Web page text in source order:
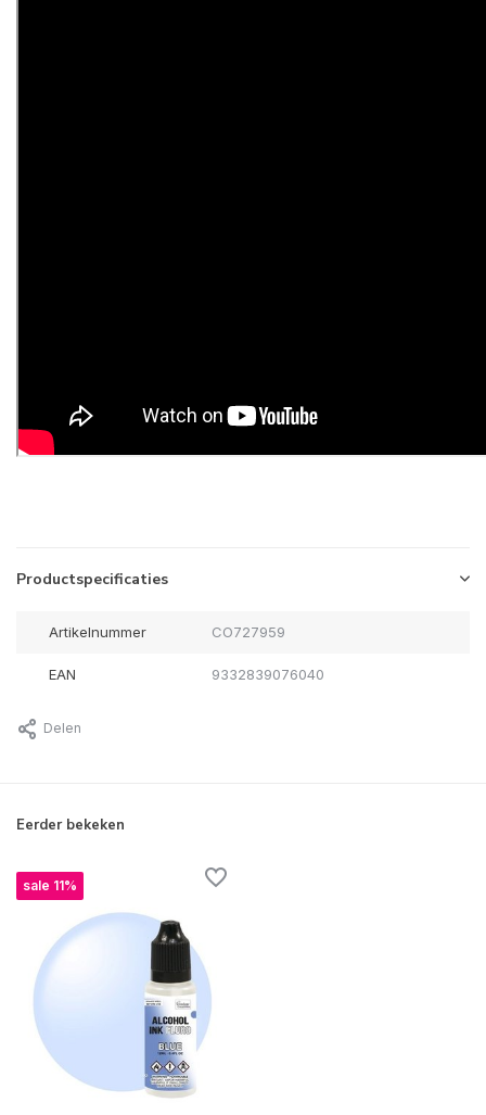
Productspecificaties
Artikelnummer CO727959
EAN 9332839076040
Delen
Eerder bekeken
sale 11%